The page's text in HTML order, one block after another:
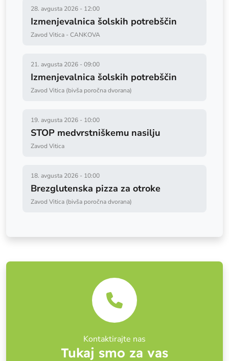
28. avgusta 2026 - 12:00
Izmenjevalnica šolskih potrebščin
Zavod Vitica - CANKOVA
21. avgusta 2026 - 09:00
Izmenjevalnica šolskih potrebščin
Zavod Vitica (bivša poročna dvorana)
19. avgusta 2026 - 10:00
STOP medvrstniškemu nasilju
Zavod Vitica
18. avgusta 2026 - 10:00
Brezglutenska pizza za otroke
Zavod Vitica (bivša poročna dvorana)
Kontaktirajte nas
Tukaj smo za vas